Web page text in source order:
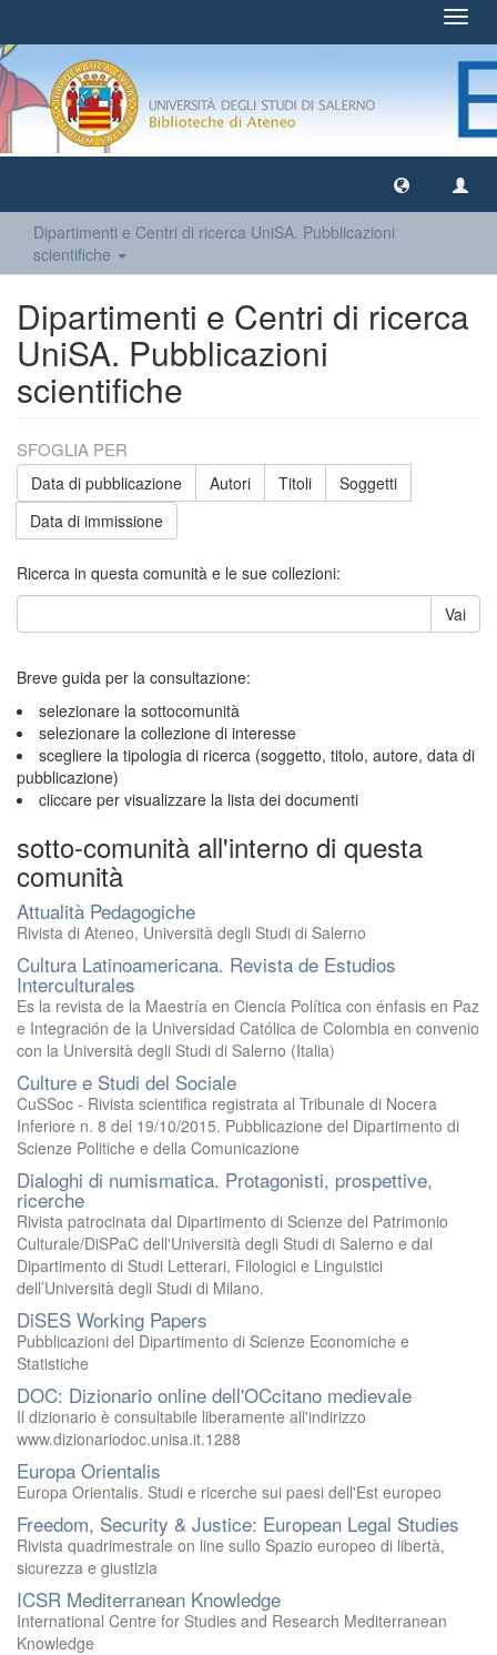
Dipartimenti e Centri di ricerca UniSA. Pubblicazioni
scientifiche
Dipartimenti e Centri di ricerca
UniSA. Pubblicazioni
scientifiche
SFOGLIA PER
Data di pubblicazione Autori Titoli
Soggetti
Data di immissione
Ricerca in questa comunità e le sue collezioni:
Vai
Breve guida per la consultazione:
selezionare la sottocomunità
selezionare la collezione di interesse
scegliere la tipologia di ricerca (soggetto, titolo, autore, data di
pubblicazione)
cliccare per visualizzare la lista dei documenti
sotto-comunità all'interno di questa
comunità
Attualità Pedagogiche
Rivista di Ateneo, Università degli Studi di Salerno
Cultura Latinoamericana. Revista de Estudios
Interculturales
Es la revista de la Maestría en Ciencia Política con énfasis en Paz
e Integración de la Universidad Católica de Colombia en convenio
con la Università degli Studi di Salerno (Italia)
Culture e Studi del Sociale
CuSSoc - Rivista scientifica registrata al Tribunale di Nocera
Inferiore n. 8 del 19/10/2015. Pubblicazione del Dipartimento di
Scienze Politiche e della Comunicazione
Dialoghi di numismatica. Protagonisti, prospettive,
ricerche
Rivista patrocinata dal Dipartimento di Scienze del Patrimonio
Culturale/DiSPaC dell'Università degli Studi di Salerno e dal
Dipartimento di Studi Letterari, Filologici e Linguistici
dell’Università degli Studi di Milano.
DiSES Working Papers
Pubblicazioni del Dipartimento di Scienze Economiche e
Statistiche
DOC: Dizionario online dell'OCcitano medievale
Il dizionario è consultabile liberamente all'indirizzo
www.dizionariodoc.unisa.it.1288
Europa Orientalis
Europa Orientalis. Studi e ricerche sui paesi dell'Est europeo
Freedom, Security & Justice: European Legal Studies
Rivista quadrimestrale on line sullo Spazio europeo di libertà,
sicurezza e giustizia
ICSR Mediterranean Knowledge
International Centre for Studies and Research Mediterranean
Knowledge